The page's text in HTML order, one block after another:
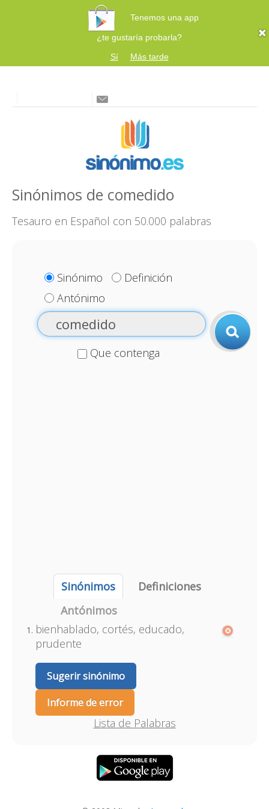
Tenemos una app
¿te gustaría probarla?
Sí
Más tarde
Sinónimos de comedido
Tesauro en Español con 50.000 palabras
Sinónimo
Definición
Antónimo
Que contenga
Sinónimos
Definiciones
Antónimos
bienhablado, cortés, educado,
prudente
Sugerir sinónimo
Informe de error
Lista de Palabras